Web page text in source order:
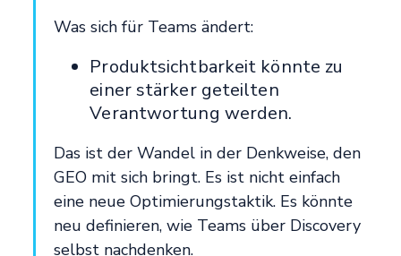
Was sich für Teams ändert:
Produktsichtbarkeit könnte zu
einer stärker geteilten
Verantwortung werden.
Das ist der Wandel in der Denkweise, den
GEO mit sich bringt. Es ist nicht einfach
eine neue Optimierungstaktik. Es könnte
neu definieren, wie Teams über Discovery
selbst nachdenken.